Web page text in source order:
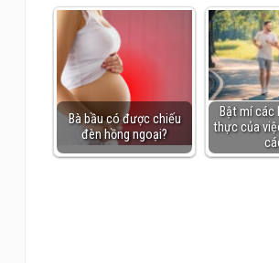
Bà bầu có được chiếu
đèn hồng ngoại?
Bật mí
thực của